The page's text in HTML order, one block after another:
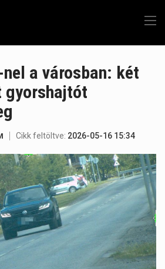
a városban: két
gyorshajtót
Cikk feltöltve: 2026-05-16 15:34